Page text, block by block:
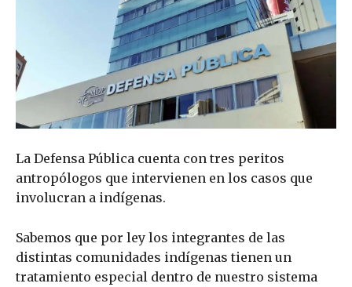
La Defensa Pública cuenta con tres peritos
antropólogos que intervienen en los casos que
involucran a indígenas.
Sabemos que por ley los integrantes de las
distintas comunidades indígenas tienen un
tratamiento especial dentro de nuestro sistema